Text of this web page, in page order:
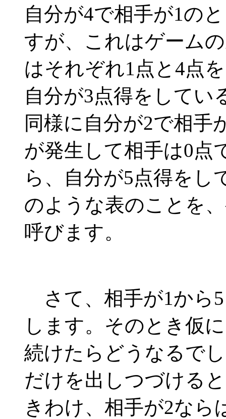
自分が4で相手が1の
すが、これはゲーム
はそれぞれ1点と4点
自分が3点得をしてい
同様に自分が2で相手
が発生して相手は0点
ら、自分が5点得をし
のような表のことを
呼びます。
さて、相手が1から
します。そのとき仮
続けたらどうなるで
だけを出しつづける
きわけ、相手が2なら